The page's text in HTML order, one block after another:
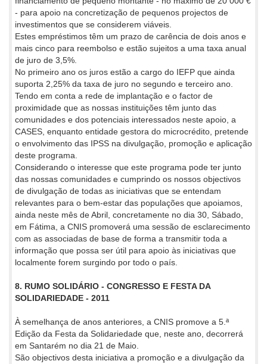
- para apoio na concretização de pequenos projectos de
investimentos que se considerem viáveis.
Estes empréstimos têm um prazo de carência de dois anos e
mais cinco para reembolso e estão sujeitos a uma taxa anual
de juro de 3,5%.
No primeiro ano os juros estão a cargo do IEFP que ainda
suporta 2,25% da taxa de juro no segundo e terceiro ano.
Tendo em conta a rede de implantação e o factor de
proximidade que as nossas instituições têm junto das
comunidades e dos potenciais interessados neste apoio, a
CASES, enquanto entidade gestora do microcrédito, pretende
o envolvimento das IPSS na divulgação, promoção e aplicação
deste programa.
Considerando o interesse que este programa pode ter junto
das nossas comunidades e cumprindo os nossos objectivos
de divulgação de todas as iniciativas que se entendam
relevantes para o bem-estar das populações que apoiamos,
ainda neste mês de Abril, concretamente no dia 30, Sábado,
em Fátima, a CNIS promoverá uma sessão de esclarecimento
com as associadas de base de forma a transmitir toda a
informação que possa ser útil para apoio às iniciativas que
localmente forem surgindo por todo o país.
8. RUMO SOLIDÁRIO - CONGRESSO E FESTA DA
SOLIDARIEDADE - 2011
À semelhança de anos anteriores, a CNIS promove a 5.ª
Edição da Festa da Solidariedade que, neste ano, decorrerá
em Santarém no dia 21 de Maio.
São objectivos desta iniciativa a promoção e a divulgação da